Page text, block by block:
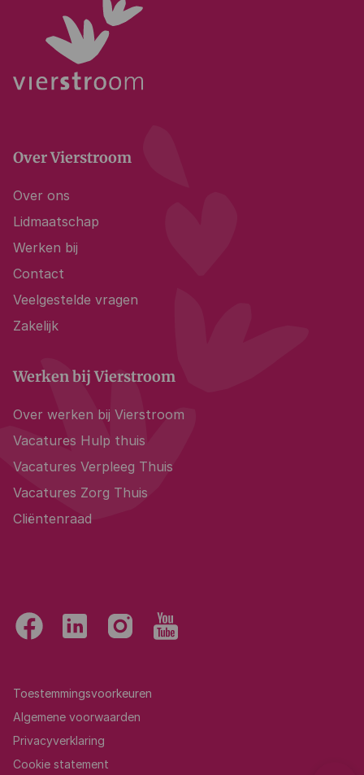
Over Vierstroom
Over ons
Lidmaatschap
Werken bij
Contact
Veelgestelde vragen
Zakelijk
Werken bij Vierstroom
Over werken bij Vierstroom
Vacatures Hulp thuis
Vacatures Verpleeg Thuis
Vacatures Zorg Thuis
Cliëntenraad
Toestemmingsvoorkeuren
Algemene voorwaarden
Privacyverklaring
Cookie statement